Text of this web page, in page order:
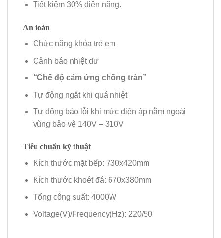
Tiết kiệm 30% điện năng.
An toàn
Chức năng khóa trẻ em
Cảnh báo nhiệt dư
“Chế độ cảm ứng chống tràn”
Tự động ngắt khi quá nhiệt
Tự động báo lỗi khi mức điện áp nằm ngoài
vùng bảo vệ 140V – 310V
Tiêu chuẩn kỹ thuật
Kích thước mặt bếp: 730x420mm
Kích thước khoét đá: 670x380mm
Tổng công suất: 4000W
Voltage(V)/Frequency(Hz): 220/50